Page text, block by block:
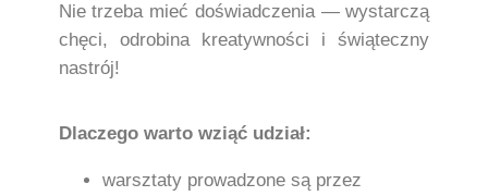
Nie trzeba mieć doświadczenia — wystarczą
chęci, odrobina kreatywności i świąteczny
nastrój!
Dlaczego warto wziąć udział:
warsztaty prowadzone są przez